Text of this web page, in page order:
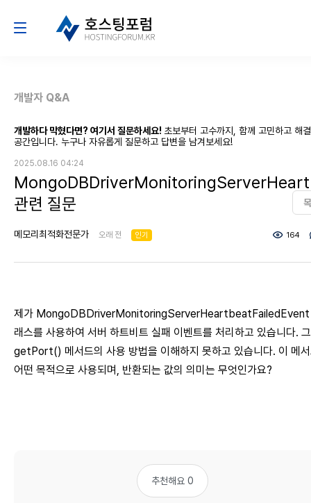
개발자 Q&A
개발하다 막혔다면? 여기서 질문하세요! 초보부터 고수까지, 함께 고민하고 해
공간입니다. 누구나 자유롭게 질문하고 답변을 남겨보세요!
2025.08.16 04:24
관련 질문
메모리최적화전문가 오래 전 인기 164
제가 MongoDBDriverMonitoringServerHeartbeatFailedEvent
래스를 사용하여 서버 하트비트 실패 이벤트를 처리하고 있습니다.
getPort() 메서드의 사용 방법을 이해하지 못하고 있습니다. 이 메
어떤 목적으로 사용되며, 반환되는 값의 의미는 무엇인가요?
추천해요 0